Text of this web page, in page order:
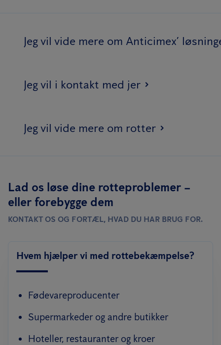
Jeg vil vide mere om Anticimex’
Jeg vil i kontakt med jer
Jeg vil vide mere om rotter
Lad os løse dine rotteproblemer –
eller forebygge dem
KONTAKT OS OG FORTÆL, HVAD DU HAR BRUG FOR.
Hvem hjælper vi med rottebekæmpelse?
Fødevareproducenter
Supermarkeder og andre butikker
Hoteller, restauranter og kroer